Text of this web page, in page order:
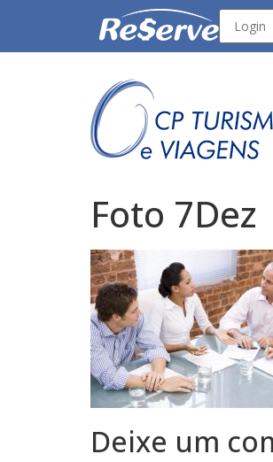
Foto 7Dez
Deixe um